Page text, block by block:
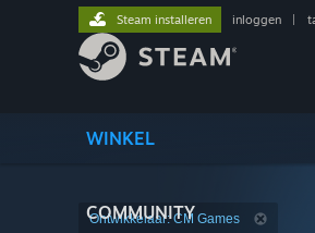
WINKEL
COMMUNITY
Steam installeren inloggen
Ontwikkelaar: CM Games